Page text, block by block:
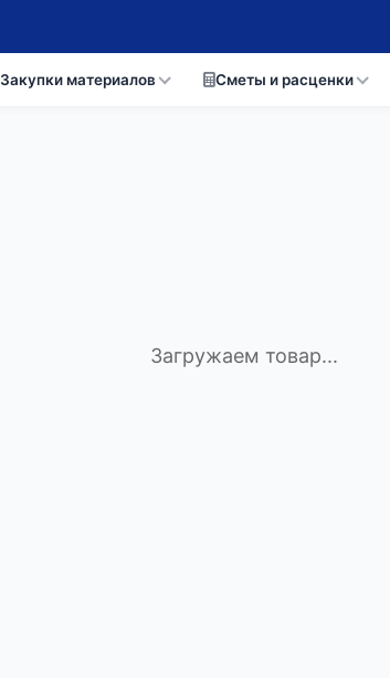
Закупки материалов Сметы и расценки
Загружаем товар...